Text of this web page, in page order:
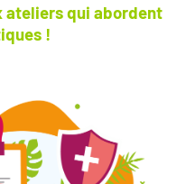
ateliers qui abordent
!